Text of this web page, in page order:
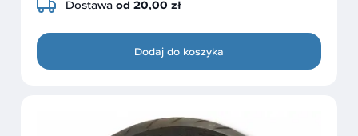
Dostawa od 20,00 zł
Dodaj do koszyka